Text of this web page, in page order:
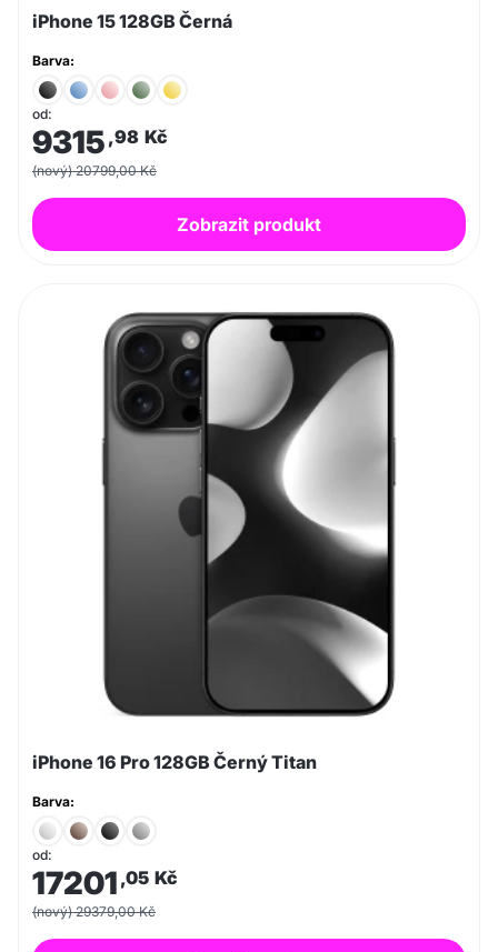
iPhone 15 128GB Černá
Barva:
od:
9315 ,98 Kč
(nový) 20799,00 Kč
Zobrazit produkt
iPhone 16 Pro 128GB Černý Titan
Barva:
od:
17201 ,05 Kč
(nový) 29379,00 Kč